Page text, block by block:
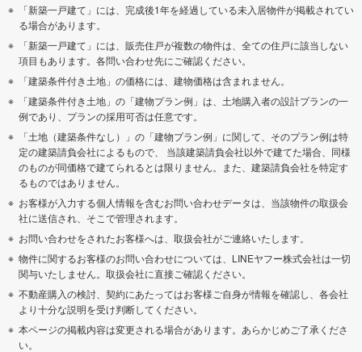
「新築一戸建て」には、完成後1年を経過している未入居物件が掲載されてい
る場合があります。
「新築一戸建て」には、販売住戸が複数の物件は、全ての住戸に該当しない
項目もあります。各問い合わせ先にご確認ください。
「建築条件付き土地」の価格には、建物価格は含まれません。
「建築条件付き土地」の「建物プラン例」は、土地購入者の設計プランの一
例であり、プランの採用可否は任意です。
「土地（建築条件なし）」の「建物プラン例」に関して、そのプラン例は特
定の建築請負会社によるもので、 当該建築請負会社以外で建てた場合、同様
のものが同価格で建てられるとは限りません。また、建築請負会社を特定す
るものではありません。
お客様が入力する個人情報を含むお問い合わせデータは、当該物件の取扱会
社に送信され、そこで管理されます。
お問い合わせをされたお客様へは、取扱会社がご連絡いたします。
物件に関するお客様のお問い合わせについては、LINEヤフー株式会社は一切
関与いたしません。取扱会社に直接ご確認ください。
不動産購入の検討、契約にあたってはお客様ご自身が情報を確認し、各会社
より十分な説明を受け判断してください。
本ページの掲載内容は変更される場合があります。あらかじめご了承くださ
い。